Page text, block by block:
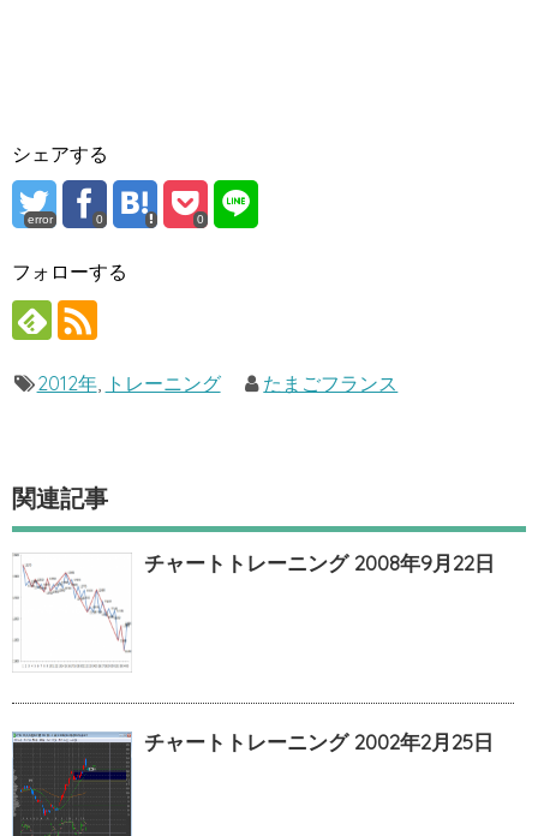
シェアする
error 0 0
フォローする
2012年, トレーニング たまごフランス
関連記事
チャートトレーニング 2008年9月22日
チャートトレーニング 2002年2月25日